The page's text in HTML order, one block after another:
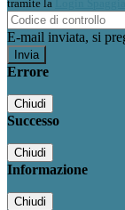
tramite la
E-mail inviata, si
Errore
Chiudi
Successo
Chiudi
Informazione
Chiudi